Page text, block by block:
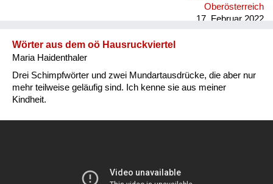
Oberösterreich
17. Februar 2022
Wörter aus dem oö Hausruckviertel
Maria Haidenthaler
Drei Schimpfwörter und zwei Mundartausdrücke, die aber nur
mehr teilweise geläufig sind. Ich kenne sie aus meiner
Kindheit.